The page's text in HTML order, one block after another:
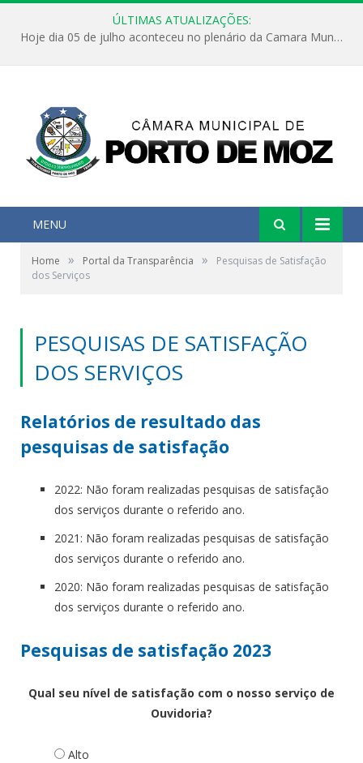
ÚLTIMAS ATUALIZAÇÕES:
Hoje dia 05 de julho aconteceu no plenário da Camara Municipal de Porto de Moz a Sessão Solene de Abertura dos Trabalhos Legislativos 2º Período da 23ª Legislatura
MENU
Home » Portal da Transparência »
Pesquisas de Satisfação
dos Serviços
PESQUISAS DE SATISFAÇÃO
DOS SERVIÇOS
Relatórios de resultado das
pesquisas de satisfação
2022: Não foram realizadas pesquisas de satisfação
dos serviços durante o referido ano.
2021: Não foram realizadas pesquisas de satisfação
dos serviços durante o referido ano.
2020: Não foram realizadas pesquisas de satisfação
dos serviços durante o referido ano.
Pesquisas de satisfação 2023
Qual seu nível de satisfação com o nosso serviço de
Ouvidoria?
Alto